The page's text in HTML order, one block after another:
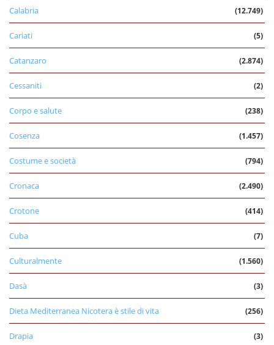
Calabria (12.749)
Cariati (5)
Catanzaro (2.874)
Cessaniti (2)
Corpo e salute (238)
Cosenza (1.457)
Costume e società (794)
Cronaca (2.490)
Crotone (414)
Cuba (7)
Culturalmente (1.560)
Dasà (3)
Dieta Mediterranea Nicotera è stile di vita (256)
Drapia (3)